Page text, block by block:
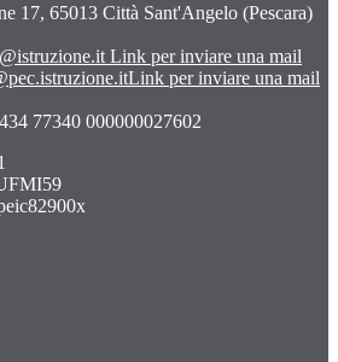
17, 65013 Città Sant'Angelo (Pescara)
Link per inviare una mail
Link per inviare una mail
77340 000000027602